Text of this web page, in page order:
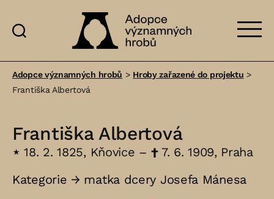
významných
Adopce významných hrobů > Hroby zařazené do projektu >
Františka Albertová
Františka Albertová
⋆ 18. 2. 1825, Kňovice – †7. 6. 1909, Praha
Kategorie → matka dcery Josefa Mánesa